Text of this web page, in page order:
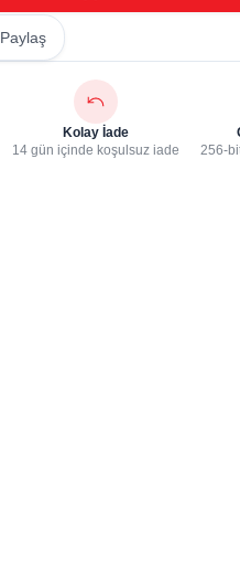
Paylaş
Kolay İade
14 gün içinde koşulsuz iade
256-